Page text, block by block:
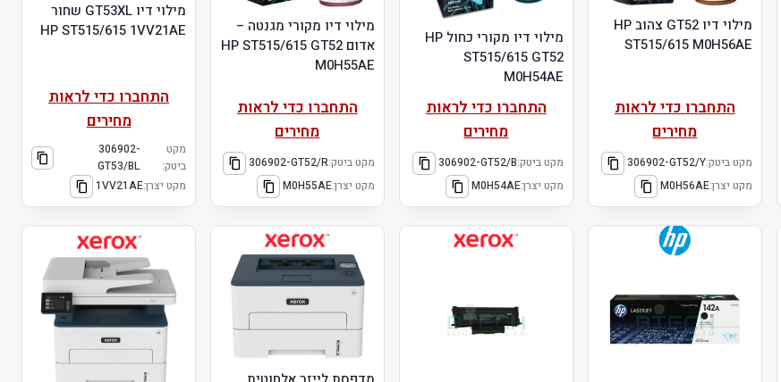
מילוי דיו GT52 צהוב HP
ST515/615 M0H56AE
התחברו כדי לראות
מחירים
מקט ביטק:306902-GT52/Y
מקט יצרן:M0H56AE
מילוי דיו מקורי כחול HP
ST515/615 GT52
M0H54AE
התחברו כדי לראות
מחירים
מקט ביטק:306902-GT52/B
מקט יצרן:M0H54AE
מילוי דיו מקורי מגנטה –
אדום HP ST515/615 GT52
M0H55AE
התחברו כדי לראות
מחירים
מקט ביטק:306902-GT52/R
מקט יצרן:M0H55AE
מילוי דיו GT53XL שחור
HP ST515/615 1VV21AE
התחברו כדי לראות
מחירים
מקט
ביטק:
306902-
GT53/BL
מקט יצרן:1VV21AE